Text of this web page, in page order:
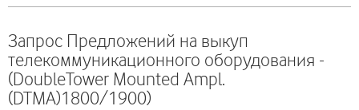
Запрос Предложений на выкуп
телекоммуникационного оборудования -
(DoubleTower Mounted Ampl.
(DTMA)1800/1900)